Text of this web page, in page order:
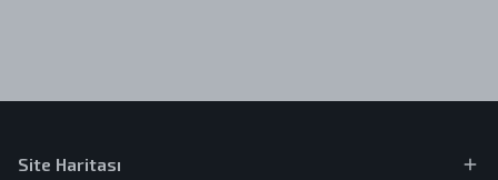
Site Haritası